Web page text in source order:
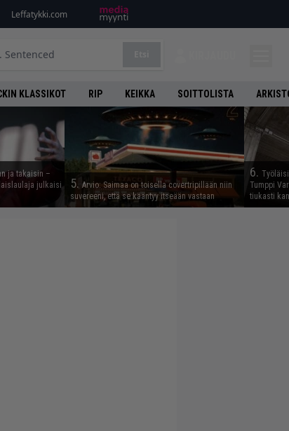
Leffatykki.com
KLASSIKOT RIP KEIKKA SOITTOLISTA
ja takaisin –
julkaisi
5. Arvio: Saimaa on toisella covertripillään niin
suvereeni, että se kääntyy itseään vastaan
6.
Tumppi
tiukasti